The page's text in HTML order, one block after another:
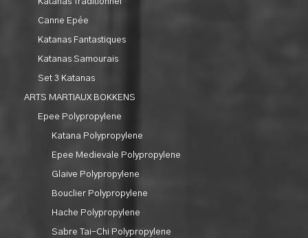
Canne Epée
Katanas Fantastiques
Katanas Samourais
Set 3 Katanas
ARTS MARTIAUX BOKKENS
Epee Polypropylene
Katana Polypropylene
Epee Medievale Polypropylene
Glaive Polypropylene
Bouclier Polypropylene
Hache Polypropylene
Sabre Tai-Chi Polypropylene